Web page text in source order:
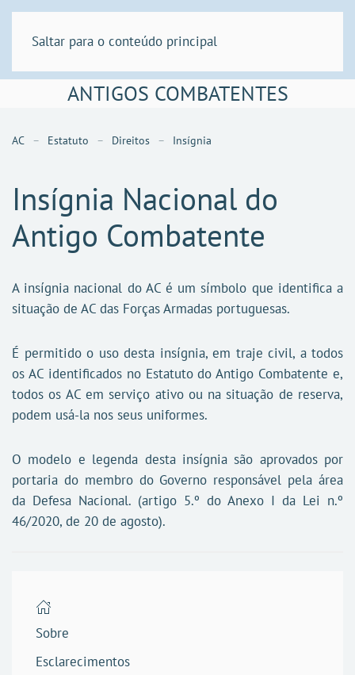
Saltar para o conteúdo principal
ANTIGOS COMBATENTES
AC Estatuto Direitos Insígnia
Insígnia Nacional do
Antigo Combatente
A insígnia nacional do AC é um símbolo que identifica a
situação de AC das Forças Armadas portuguesas.
É permitido o uso desta insígnia, em traje civil, a todos
os AC identificados no Estatuto do Antigo Combatente e,
todos os AC em serviço ativo ou na situação de reserva,
podem usá-la nos seus uniformes.
O modelo e legenda desta insígnia são aprovados por
portaria do membro do Governo responsável pela área
da Defesa Nacional. (artigo 5.º do Anexo I da Lei n.º
46/2020, de 20 de agosto).
Sobre
Esclarecimentos